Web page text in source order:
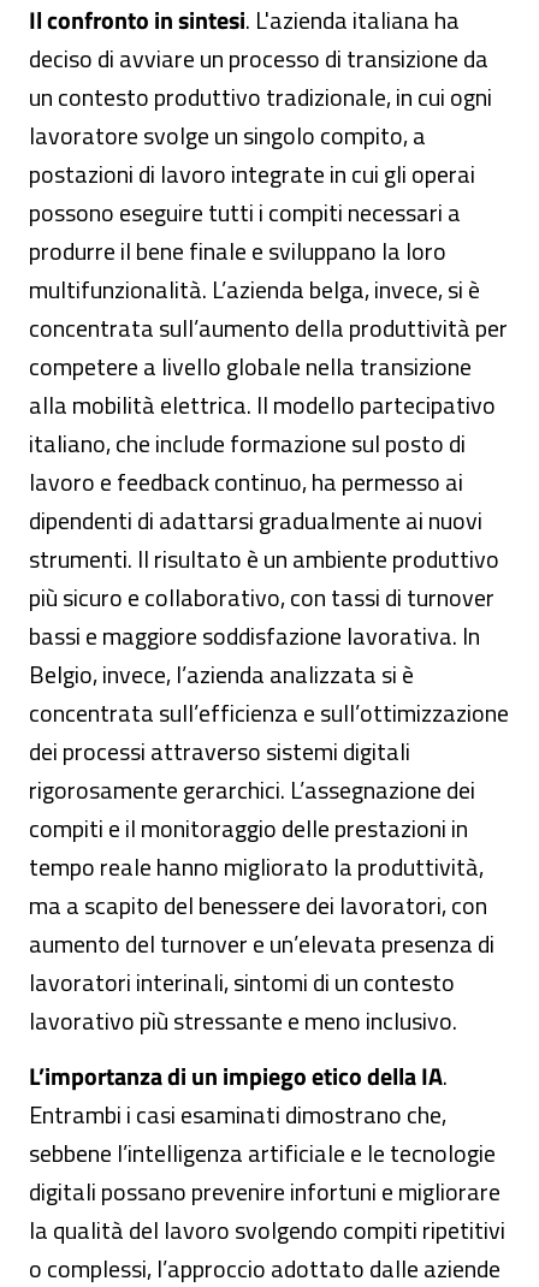
Il confronto in sintesi. L'azienda italiana ha
deciso di avviare un processo di transizione da
un contesto produttivo tradizionale, in cui ogni
lavoratore svolge un singolo compito, a
postazioni di lavoro integrate in cui gli operai
possono eseguire tutti i compiti necessari a
produrre il bene finale e sviluppano la loro
multifunzionalità. L’azienda belga, invece, si è
concentrata sull’aumento della produttività per
competere a livello globale nella transizione
alla mobilità elettrica. Il modello partecipativo
italiano, che include formazione sul posto di
lavoro e feedback continuo, ha permesso ai
dipendenti di adattarsi gradualmente ai nuovi
strumenti. Il risultato è un ambiente produttivo
più sicuro e collaborativo, con tassi di turnover
bassi e maggiore soddisfazione lavorativa. In
Belgio, invece, l’azienda analizzata si è
concentrata sull’efficienza e sull’ottimizzazione
dei processi attraverso sistemi digitali
rigorosamente gerarchici. L’assegnazione dei
compiti e il monitoraggio delle prestazioni in
tempo reale hanno migliorato la produttività,
ma a scapito del benessere dei lavoratori, con
aumento del turnover e un’elevata presenza di
lavoratori interinali, sintomi di un contesto
lavorativo più stressante e meno inclusivo.
L’importanza di un impiego etico della IA.
Entrambi i casi esaminati dimostrano che,
sebbene l’intelligenza artificiale e le tecnologie
digitali possano prevenire infortuni e migliorare
la qualità del lavoro svolgendo compiti ripetitivi
o complessi, l’approccio adottato dalle aziende